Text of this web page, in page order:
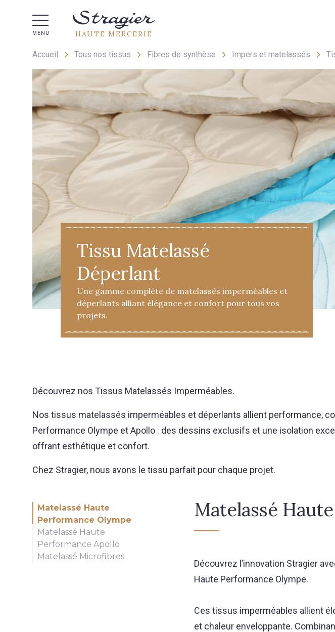
MENU HAUTE MERCERIE
Accueil Tous nos tissus Fibres de synthèse Impers et matelassés
Tissu Matelassé
Déperlant
Une gamme complète de matelassés imperméables et
déperlants alliant élégance et confort pour tous vos
projets.
Découvrez nos Tissus Matelassés Imperméables.
Nos tissus matelassés imperméables et déperlants allient performance,
Performance Olympe et Apollo : des dessins exclusifs et une isolation
offrant esthétique et confort.
Chez Stragier, nous avons le tissu parfait pour chaque projet.
Matelassé Haute
Performance Olympe
Matelassé Haute
Performance Apollo
Matelassé Microfibres
Matelassé
Découvrez l’innovation Stragier
Haute Performance Olympe.
Ces tissus imperméables allient
et chaleur enveloppante.